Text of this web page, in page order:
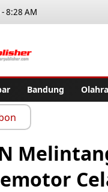
8:28 AM
Bandung